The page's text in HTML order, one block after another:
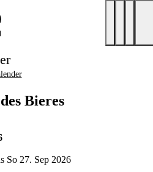
Bieres
So 27. Sep 2026